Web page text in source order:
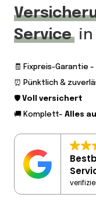
Service in
🧾 Fixpreis-Garantie –
⏰ Pünktlich &
🛡️ Voll versichert
🚚 Komplett– Alles